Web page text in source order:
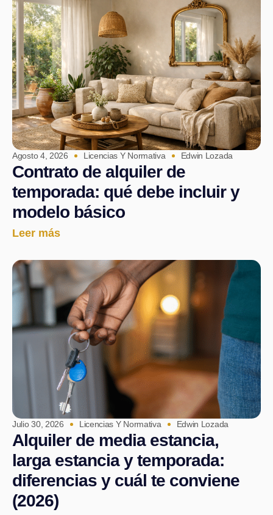
Agosto 4, 2026 Licencias Y Normativa Edwin Lozada
Contrato de alquiler de
temporada: qué debe incluir y
modelo básico
Leer más
Julio 30, 2026 Licencias Y Normativa Edwin Lozada
Alquiler de media estancia,
larga estancia y temporada:
diferencias y cuál te conviene
(2026)